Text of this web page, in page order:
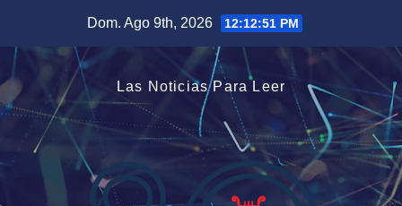
contenido
Dom. Ago 9th, 2026 12:12:52 PM
Las Noticias Para Leer